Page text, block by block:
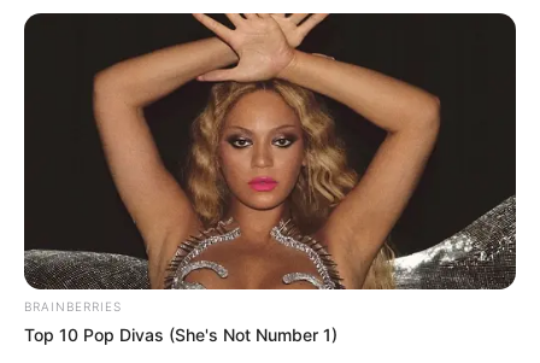
BRAINBERRIES
Top 10 Pop Divas (She's Not Number 1)